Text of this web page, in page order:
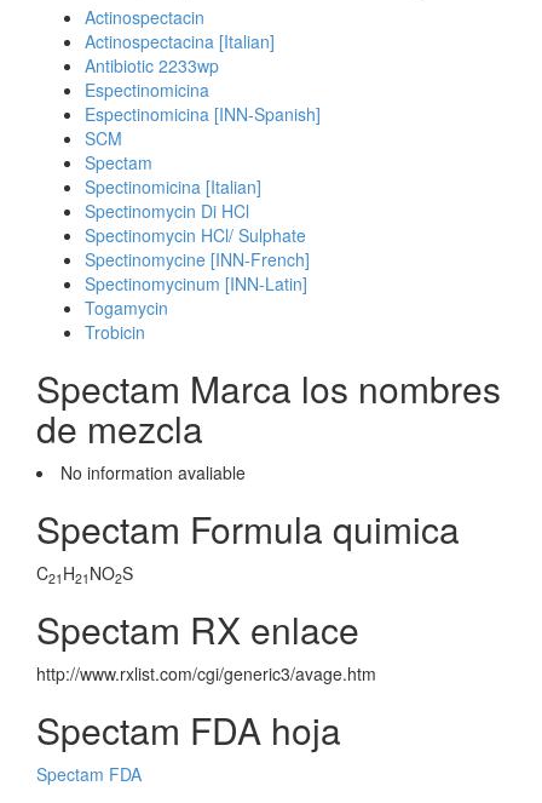
Actinospectacin
Actinospectacina [Italian]
Antibiotic 2233wp
Espectinomicina
Espectinomicina [INN-Spanish]
SCM
Spectam
Spectinomicina [Italian]
Spectinomycin Di HCl
Spectinomycin HCl/ Sulphate
Spectinomycine [INN-French]
Spectinomycinum [INN-Latin]
Togamycin
Trobicin
Spectam Marca los nombres
de mezcla
No information avaliable
Spectam Formula quimica
C21 H21 NO2S
Spectam RX enlace
http://www.rxlist.com/cgi/generic3/avage.htm
Spectam FDA hoja
Spectam FDA